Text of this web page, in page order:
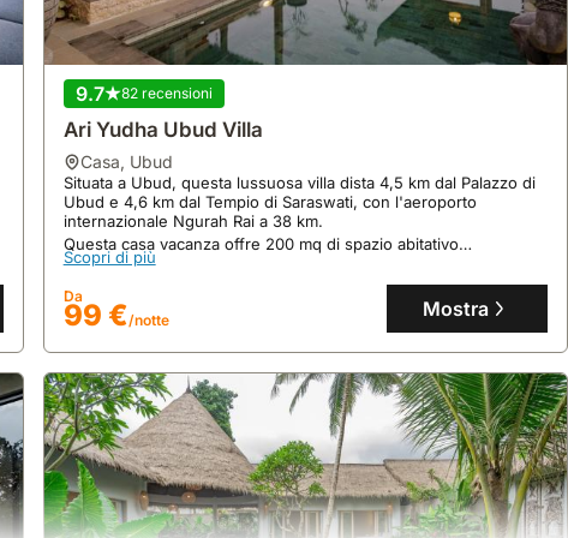
9.7 82 recensioni
Ari Yudha Ubud Villa
casa, Ubud
Situata a Ubud, questa lussuosa villa dista 4,5 km dal Palazzo di
Ubud e 4,6 km dal Tempio di Saraswati, con l'aeroporto
internazionale Ngurah Rai a 38 km.
Questa casa vacanza offre 200 mq di spazio abitativo
climatizzato per un massimo di 3 ospiti, dotata di cucina
attrezzata, piscina privata, giardino e connessione WiFi gratuita.
Scopri di più
Da
99 €/notte Mostra